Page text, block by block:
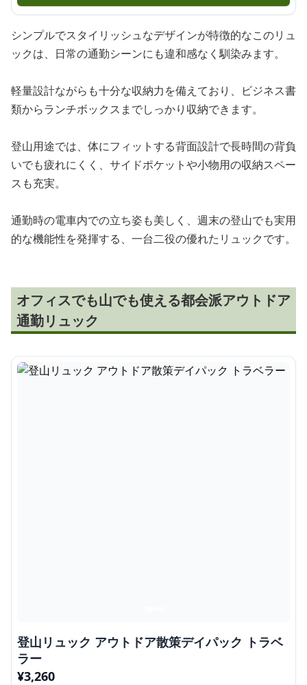
シンプルでスタイリッシュなデザインが特徴的なこのリュ
ックは、日常の通勤シーンにも違和感なく馴染みます。
軽量設計ながらも十分な収納力を備えており、ビジネス書
類からランチボックスまでしっかり収納できます。
登山用途では、体にフィットする背面設計で長時間の背負
いでも疲れにくく、サイドポケットや小物用の収納スペー
スも充実。
通勤時の電車内での立ち姿も美しく、週末の登山でも実用
的な機能性を発揮する、一台二役の優れたリュックです。
オフィスでも山でも使える都会派アウトドア
通勤リュック
登山リュック アウトドア散策デイパック トラベ
ラー
¥3,260